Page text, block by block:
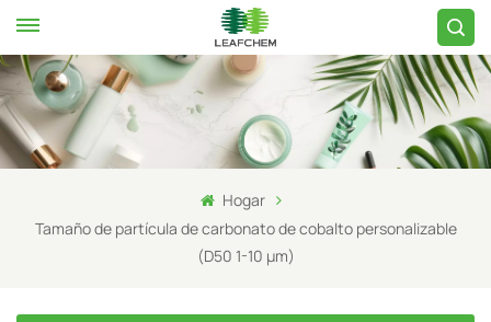
Hogar
Tamaño de partícula de carbonato de cobalto personalizable
(D50 1-10 μm)